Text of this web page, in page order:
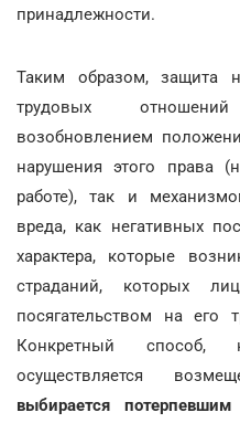
принадлежности.
Таким образом, защита
трудовых
возобновлением
нарушения этого права
работе), так и
вреда, как негативных
характера, которые
страданий, которых
посягательством на его
Конкретный способ,
осуществляется
выбирается